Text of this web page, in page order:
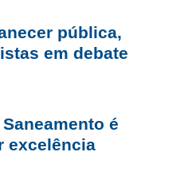
pública,
em debate
é
excelência